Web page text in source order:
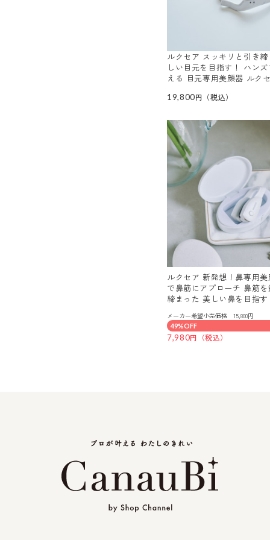
ルクセア スッキリと引き
しい目元を目指す！ ハン
える 目元専用美顔器 ルク
19,800
ルクセア 新発想！鼻専用
で鼻筋にアプローチ 鼻筋
締まった 美しい鼻を目指
メーカー希望小売価格 15,800円
49%OFF
7,980